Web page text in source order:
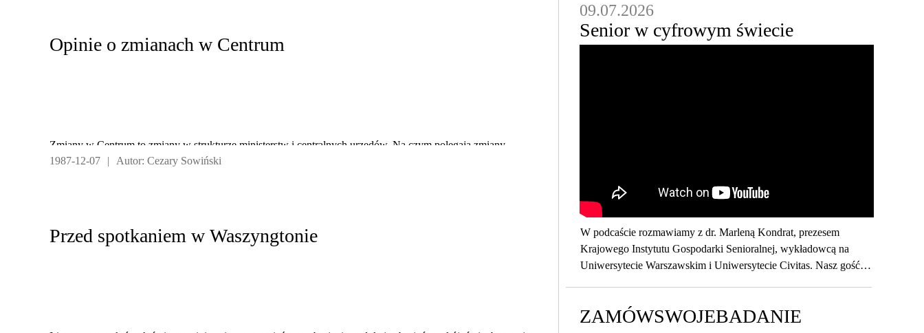
Opinie o zmianach w Centrum
Zmiany w Centrum to zmiany w strukturze ministerstw i centralnych urzędów. Na czym polegają zmiany
w Centrum:
1987-12-07 | Autor: Cezary Sowiński
Przed spotkaniem w Waszyngtonie
09.07.2026
Senior w cyfrowym świecie
W podcaście rozmawiamy z dr. Marleną Kondrat, prezesem
Krajowego Instytutu Gospodarki Senioralnej, wykładowcą na
Uniwersytecie Warszawskim i Uniwersytecie Civitas. Nasz gość
oraz zarządzaniem różnorodnością pokoleniową.Dyskutujemy o
ZAMÓWSWOJEBADANIE